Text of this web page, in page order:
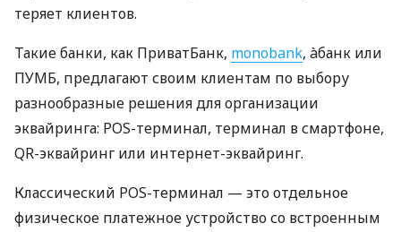
теряет клиентов.
Такие банки, как ПриватБанк, monobank, àбанк или
ПУМБ, предлагают своим клиентам по выбору
разнообразные решения для организации
эквайринга: POS-терминал, терминал в смартфоне,
QR-эквайринг или интернет-эквайринг.
Классический POS-терминал — это отдельное
физическое платежное устройство со встроенным